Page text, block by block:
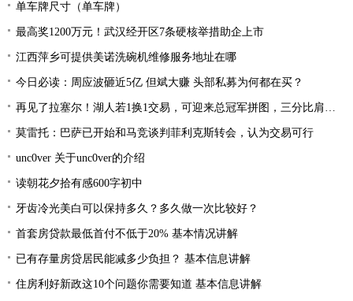
单车牌尺寸（单车牌）
最高奖1200万元！武汉经开区7条硬核举措助企上市
江西萍乡可提供美诺洗碗机维修服务地址在哪
今日必读：周应波砸近5亿 但斌大赚 头部私募为何都在买？
再见了拉塞尔！湖人若1换1交易，可迎来总冠军拼图，三分比肩库里
莫雷托：巴萨已开始和马竞谈判菲利克斯转会，认为交易可行
unc0ver 关于unc0ver的介绍
读朝花夕拾有感600字初中
牙齿冷光美白可以保持多久？多久做一次比较好？
首套房贷款最低首付不低于20% 基本情况讲解
已有存量房贷居民能减多少负担？ 基本信息讲解
住房利好新政这10个问题你需要知道 基本信息讲解